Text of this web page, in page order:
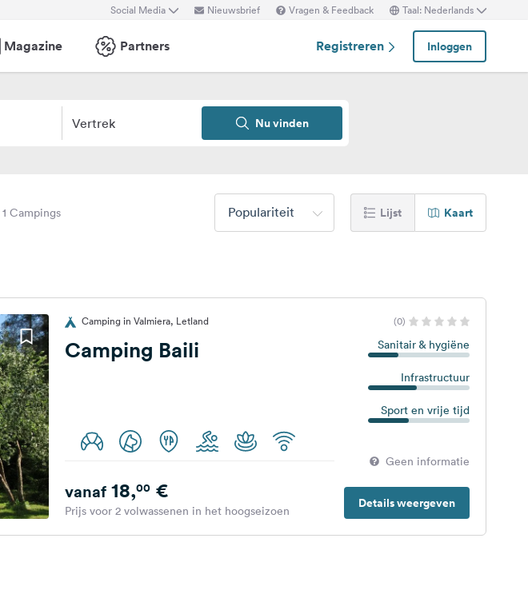
Social Media Nieuwsbrief Vragen & Feedback Taal: Nederlands
Magazine Partners Registreren Inloggen
Vertrek Nu vinden
1 Campings Populariteit Lijst Kaart
Camping in Valmiera, Letland (0)
Camping Baili Sanitair & hygiëne
Infrastructuur
Sport en vrije tijd
Geen informatie
Details weergeven
vanaf18,00€
Prijs voor 2 volwassenen in het hoogseizoen